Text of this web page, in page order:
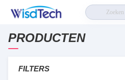
Huis > Producten > Wisdtech
PRODUCTEN
FILTERS